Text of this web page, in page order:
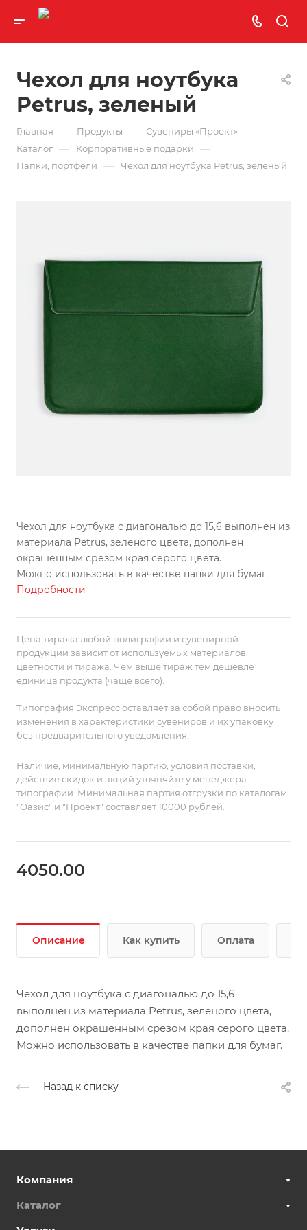
Чехол для ноутбука
Petrus, зеленый
Главная — Продукты — Сувениры «Проект» —
Каталог — Корпоративные подарки —
Папки, портфели — Чехол для ноутбука Petrus, зеленый
Чехол для ноутбука с диагональю до 15,6 выполнен из
материала Petrus, зеленого цвета, дополнен
окрашенным срезом края серого цвета.
Можно использовать в качестве папки для бумаг.
Подробности
Цена тиража любой полиграфии и сувенирной
продукции зависит от используемых материалов,
цветности и тиража. Чем выше тираж тем дешевле
единица продукта (чаще всего).
Типография Экспресс оставляет за собой право вносить
изменения в характеристики сувениров и их упаковку
без предварительного уведомления.
Наличие, минимальную партию, условия поставки,
действие скидок и акций уточняйте у менеджера
типографии. Минимальная партия отгрузки по каталогам
"Оазис" и "Проект" составляет 10000 рублей.
4050.00
Описание Как купить Оплата
Чехол для ноутбука с диагональю до 15,6
выполнен из материала Petrus, зеленого цвета,
дополнен окрашенным срезом края серого цвета.
Можно использовать в качестве папки для бумаг.
Назад к списку
Компания
Каталог